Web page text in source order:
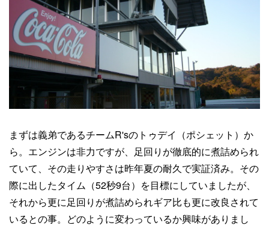
まずは義弟であるチームR'sのトゥデイ（ポシェット）か
ら。エンジンは非力ですが、足回りが徹底的に煮詰められ
ていて、その走りやすさは昨年夏の耐久で実証済み。その
際に出したタイム（52秒9台）を目標にしていましたが、
それから更に足回りが煮詰められギア比も更に改良されて
いるとの事。どのように変わっているか興味がありまし